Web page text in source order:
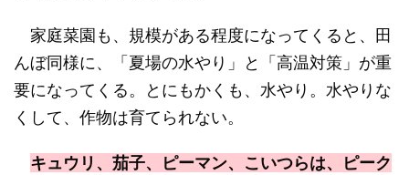
家庭菜園も、規模がある程度になってくると、田
んぼ同様に、「夏場の水やり」と「高温対策」が重
要になってくる。とにもかくも、水やり。水やりな
くして、作物は育てられない。
キュウリ、茄子、ピーマン、こいつらは、ピーク